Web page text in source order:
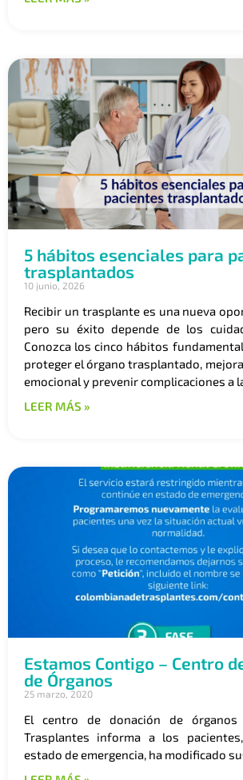
5 hábitos esenciales para
trasplantados
10 junio, 2026
Recibir un trasplante es una nueva
pero su éxito depende de los
Conozca los cinco hábitos
proteger el órgano trasplantado,
emocional y prevenir complicaciones a
LEER MÁS »
Estamos Contigo – Centro
de Órganos
25 marzo, 2020
El centro de donación de órganos
Trasplantes informa a los
estado de emergencia, ha modificado